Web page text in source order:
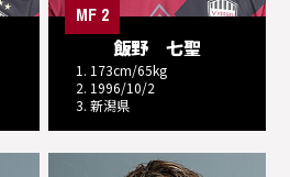
MF 2
飯野 七聖
1. 173cm/65kg
2. 1996/10/2
3. 新潟県